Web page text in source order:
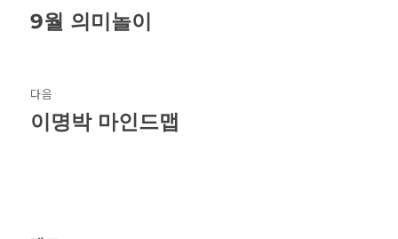
탐
이
9월 의미놀이
다음
다
이명박 마인드맵